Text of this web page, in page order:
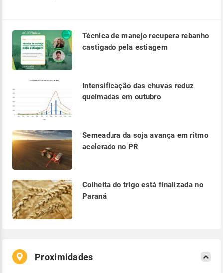
Técnica de manejo recupera rebanho
castigado pela estiagem
Intensificação das chuvas reduz
queimadas em outubro
Semeadura da soja avança em ritmo
acelerado no PR
Colheita do trigo está finalizada no
Paraná
Proximidades